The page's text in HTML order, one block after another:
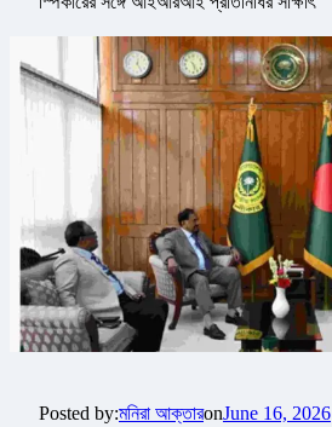
Posted by:মনিরা আক্তারonJune 16, 2026